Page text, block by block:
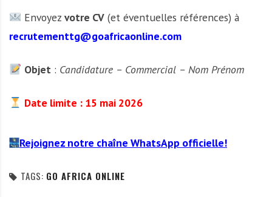
Envoyezvotre CV (et éventuelles références) à
recrutementtg@goafricaonline.com
Objet : Candidature – Commercial – Nom Prénom
Date limite : 15 mai 2026
Rejoignez notre chaîne WhatsApp officielle!
TAGS: GO AFRICA ONLINE